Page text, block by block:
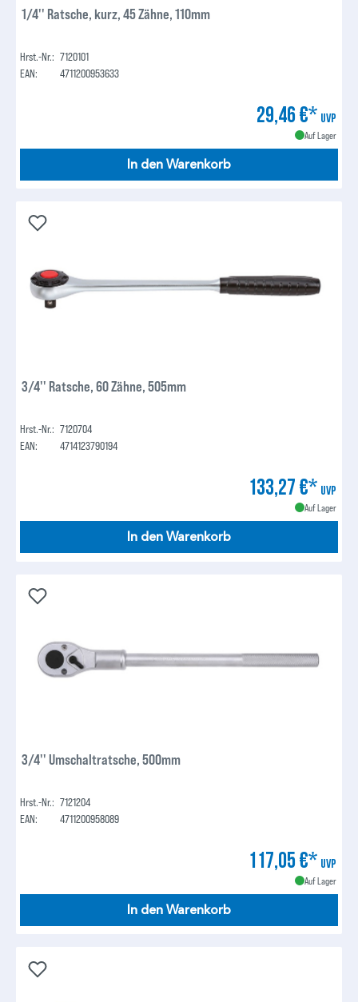
1/4'' Ratsche, kurz, 45 Zähne, 110mm
Hrst.-Nr.: 7120101
EAN:
4711200953633
29,46 €* UVP
Auf Lager
In den Warenkorb
3/4'' Ratsche, 60 Zähne, 505mm
Hrst.-Nr.: 7120704
EAN:
4714123790194
133,27 €* UVP
Auf Lager
In den Warenkorb
3/4'' Umschaltratsche, 500mm
Hrst.-Nr.: 7121204
EAN:
4711200958089
117,05 €* UVP
Auf Lager
In den Warenkorb